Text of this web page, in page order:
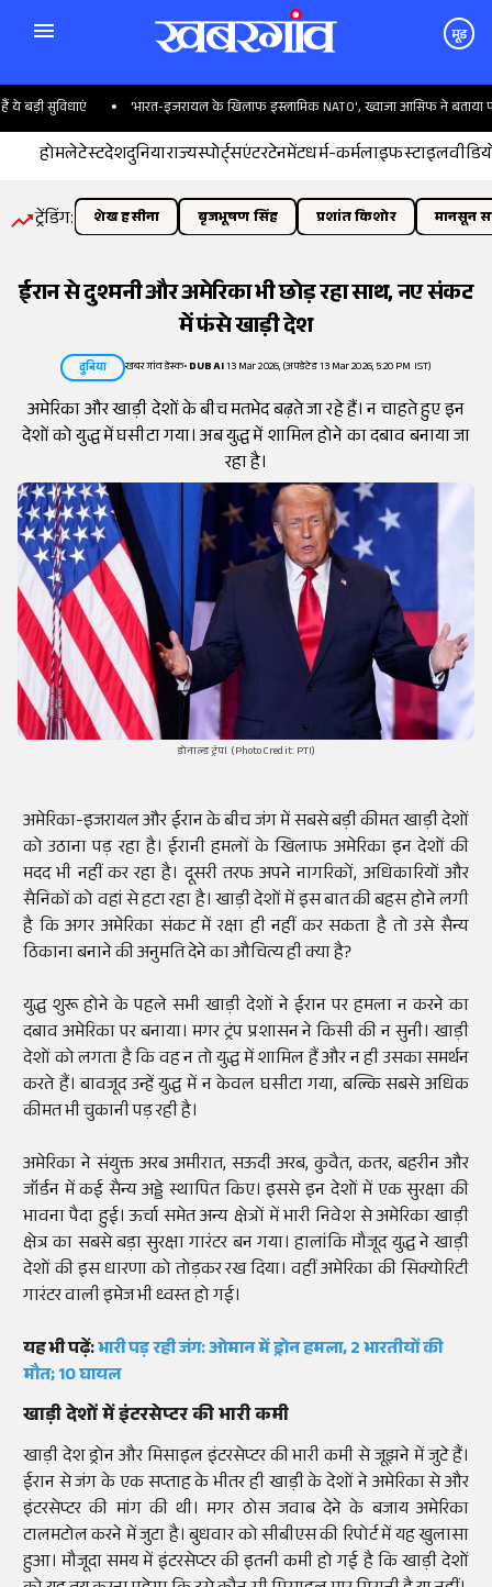
मूड
सुविधाएं 'भारत-इजरायल के खिलाफ इस्लामिक NATO', ख्वाजा आसिफ ने बताया
होमलेटेस्टदेशदुनियाराज्यस्पोर्ट्सएंटरटेनमेंटधर्म-कर्मलाइफस्टाइल
ट्रेंडिंग: शेख हसीना बृजभूषण सिंह प्रशांत किशोर मानसून
ईरान से दुश्मनी और अमेरिका भी छोड़ रहा साथ, नए संकट
में फंसे खाड़ी देश
दुनिया खबरगांव डेस्क•DUBAI13 Mar 2026, (अपडेटेड 13 Mar 2026, 5:20 PM IST)
अमेरिका और खाड़ी देशों के बीच मतभेद बढ़ते जा रहे हैं। न चाहते हुए इन
देशों को युद्ध में घसीटा गया। अब युद्ध में शामिल होने का दबाव बनाया जा
रहा है।
डोनाल्ड ट्रंप। (Photo Credit: PTI)
अमेरिका-इजरायल और ईरान के बीच जंग में सबसे बड़ी कीमत खाड़ी देशों
को उठाना पड़ रहा है। ईरानी हमलों के खिलाफ अमेरिका इन देशों की
मदद भी नहीं कर रहा है। दूसरी तरफ अपने नागरिकों, अधिकारियों और
सैनिकों को वहां से हटा रहा है। खाड़ी देशों में इस बात की बहस होने लगी
है कि अगर अमेरिका संकट में रक्षा ही नहीं कर सकता है तो उसे सैन्य
ठिकाना बनाने की अनुमति देने का औचित्य ही क्या है?
युद्ध शुरू होने के पहले सभी खाड़ी देशों ने ईरान पर हमला न करने का
दबाव अमेरिका पर बनाया। मगर ट्रंप प्रशासन ने किसी की न सुनी। खाड़ी
देशों को लगता है कि वह न तो युद्ध में शामिल हैं और न ही उसका समर्थन
करते हैं। बावजूद उन्हें युद्ध में न केवल घसीटा गया, बल्कि सबसे अधिक
कीमत भी चुकानी पड़ रही है।
अमेरिका ने संयुक्त अरब अमीरात, सऊदी अरब, कुवैत, कतर, बहरीन और
जॉर्डन में कई सैन्य अड्डे स्थापित किए। इससे इन देशों में एक सुरक्षा की
भावना पैदा हुई। ऊर्चा समेत अन्य क्षेत्रों में भारी निवेश से अमेरिका खाड़ी
क्षेत्र का सबसे बड़ा सुरक्षा गारंटर बन गया। हालांकि मौजूद युद्ध ने खाड़ी
देशों की इस धारणा को तोड़कर रख दिया। वहीं अमेरिका की सिक्योरिटी
गारंटर वाली इमेज भी ध्वस्त हो गई।
यह भी पढ़ें:भारी पड़ रही जंग: ओमान में ड्रोन हमला, 2 भारतीयों की
मौत; 10 घायल
खाड़ी देशों में इंटरसेप्टर की भारी कमी
खाड़ी देश ड्रोन और मिसाइल इंटरसेप्टर की भारी कमी से जूझने में जुटे हैं।
ईरान से जंग के एक सप्ताह के भीतर ही खाड़ी के देशों ने अमेरिका से और
इंटरसेप्टर की मांग की थी। मगर ठोस जवाब देने के बजाय अमेरिका
टालमटोल करने में जुटा है। बुधवार को सीबीएस की रिपोर्ट में यह खुलासा
हुआ। मौजूदा समय में इंटरसेप्टर की इतनी कमी हो गई है कि खाड़ी देशों